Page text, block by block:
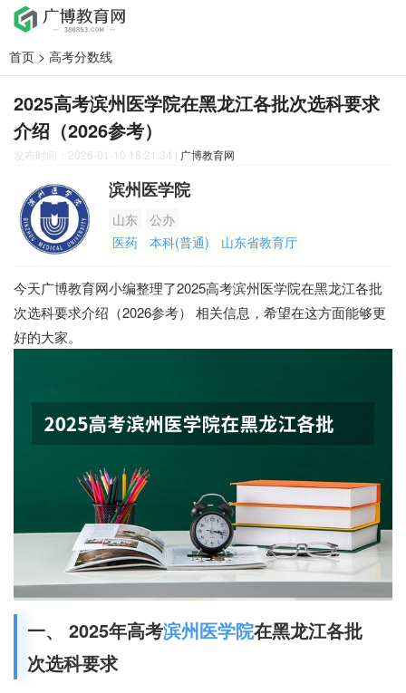
首页 > 高考分数线
2025高考滨州医学院在黑龙江各批次选科要求
介绍（2026参考）
发布时间：2026-01-10 18:21:34 | 广博教育网
滨州医学院
山东
公办
医药
本科(普通) 山东省教育厅
今天广博教育网小编整理了2025高考滨州医学院在黑龙江各批
次选科要求介绍（2026参考） 相关信息，希望在这方面能够更
好的大家。
一、 2025年高考滨州医学院在黑龙江各批
次选科要求